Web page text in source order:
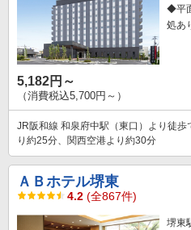
◆平
処あ
5,182円～
（消費税込5,700円～）
JR阪和線 和泉府中駅（東口）より徒
り約25分、関西空港より約30分
ＡＢホテル堺東
4.2 (全867件)
堺東